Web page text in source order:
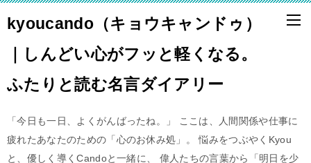
kyoucando（キョウキャンドゥ）
｜しんどい心がフッと軽くなる。
ふたりと読む名言ダイアリー
「今日も一日、よくがんばったね。」 ここは、人間関係や仕事に
疲れたあなたのための「心のお休み処」。 悩みをつぶやくKyou
と、優しく導くCandoと一緒に、 偉人たちの言葉から「明日を少